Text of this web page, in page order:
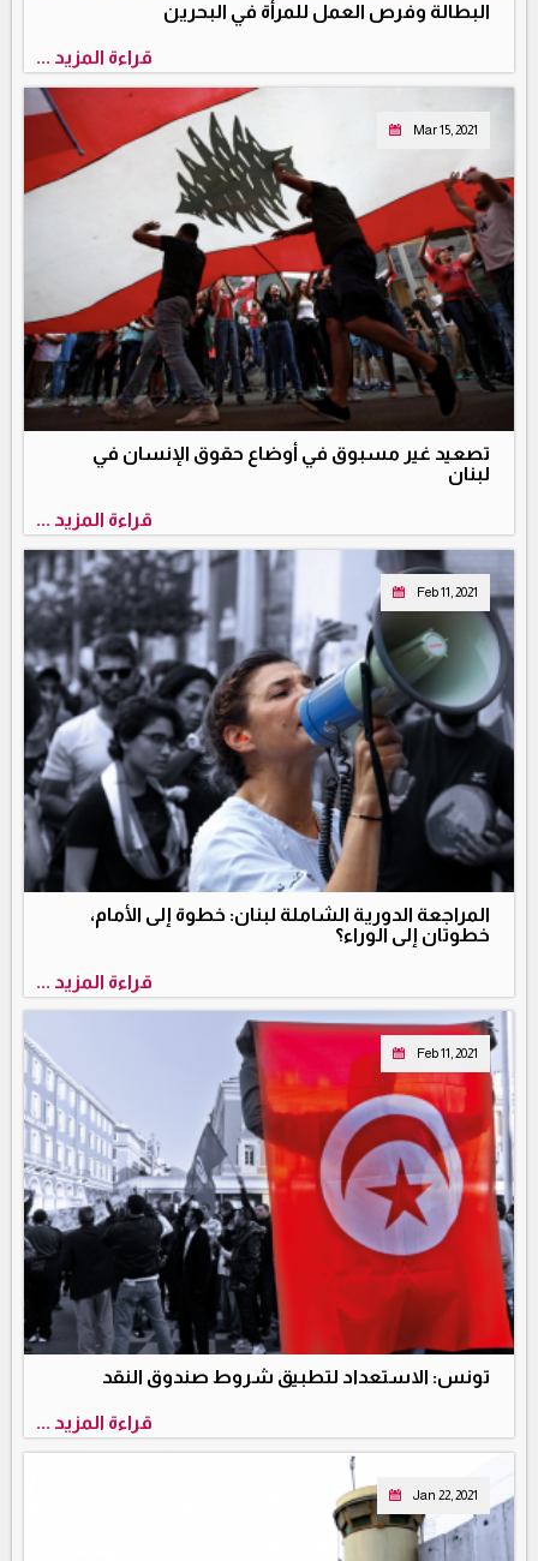
البطالة وفرص العمل للمرأة في البحرين
قراءة المزيد ...
Mar 15, 2021
تصعيد غير مسبوق في أوضاع حقوق الإنسان في
لبنان
قراءة المزيد ...
Feb 11, 2021
المراجعة الدورية الشاملة لبنان: خطوة إلى الأمام،
خطوتان إلى الوراء؟
قراءة المزيد ...
Feb 11, 2021
تونس: الاستعداد لتطبيق شروط صندوق النقد
قراءة المزيد ...
Jan 22, 2021